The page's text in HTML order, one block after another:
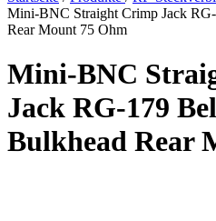
Mini-BNC Straight Crimp Jack
Rear Mount 75 Ohm
Mini-BNC
Jack RG-179
Bulkhead Rear